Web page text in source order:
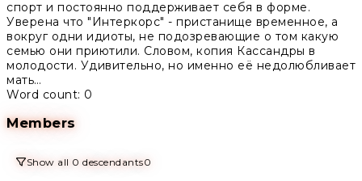
спорт и постоянно поддерживает себя в форме.
Уверена что "Интеркорс" - пристанище временное, а
вокруг одни идиоты, не подозревающие о том какую
семью они приютили. Словом, копия Кассандры в
молодости. Удивительно, но именно её недолюбливает
мать…
Word count: 0
Members
Show all 0 descendants0